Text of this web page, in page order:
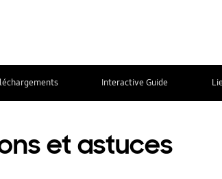
Interactive Guide
et astuces